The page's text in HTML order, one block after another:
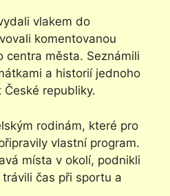
vlakem do
komentovanou
centra města. Seznámili
a historií jednoho
republiky.
rodinám, které pro
vlastní program.
místa v okolí, podnikli
čas při sportu a